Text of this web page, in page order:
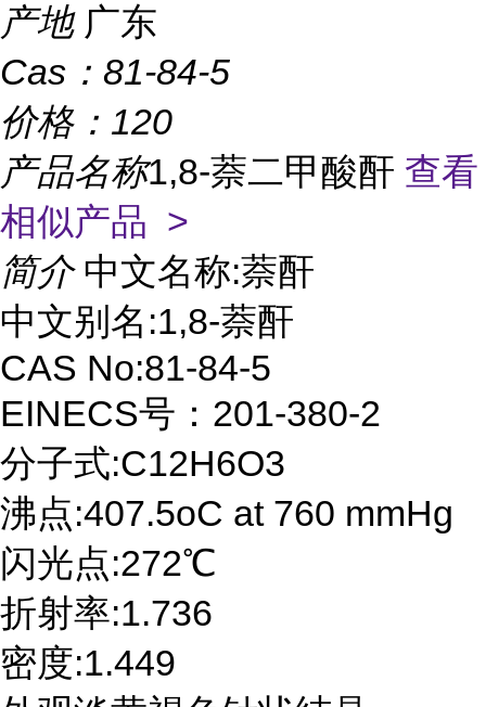
产地 广东
Cas： 81-84-5
价格： 120
产品名称1,8-萘二甲酸酐 查看
相似产品 >
简介 中文名称:萘酐
中文别名:1,8-萘酐
CAS No:81-84-5
EINECS号：201-380-2
分子式:C12H6O3
沸点:407.5oC at 760 mmHg
闪光点:272℃
折射率:1.736
密度:1.449